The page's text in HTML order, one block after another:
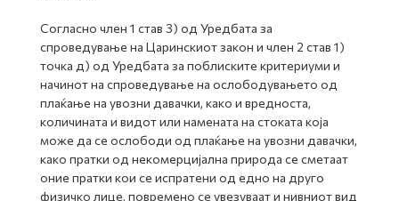
Согласно член 1 став 3) од Уредбата за
спроведување на Царинскиот закон и член 2 став 1)
точка д) од Уредбата за поблиските критериуми и
начинот на спроведување на ослободувањето од
плаќање на увозни давачки, како и вредноста,
количината и видот или намената на стоката која
може да се ослободи од плаќање на увозни давачки,
како пратки од некомерцијална природа се сметаат
оние пратки кои се испратени од едно на друго
физичко лице, повремено се увезуваат и нивниот вид